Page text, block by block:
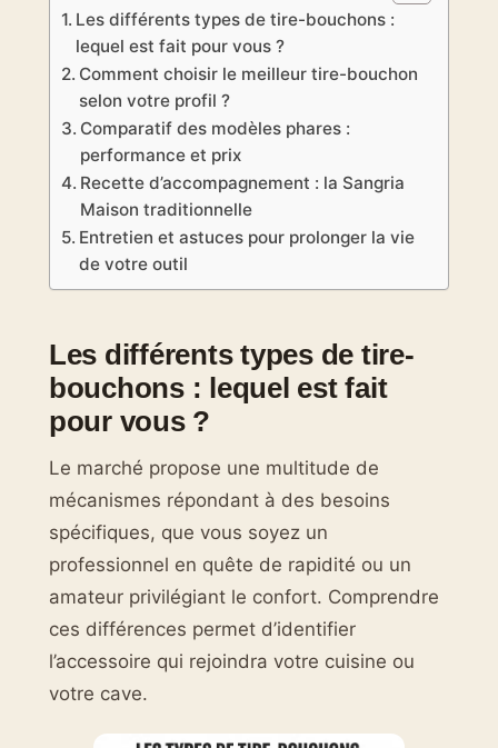
Les différents types de tire-bouchons :
lequel est fait pour vous ?
Comment choisir le meilleur tire-bouchon
selon votre profil ?
Comparatif des modèles phares :
performance et prix
Recette d’accompagnement : la Sangria
Maison traditionnelle
Entretien et astuces pour prolonger la vie
de votre outil
Les différents types de tire-
bouchons : lequel est fait
pour vous ?
Le marché propose une multitude de
mécanismes répondant à des besoins
spécifiques, que vous soyez un
professionnel en quête de rapidité ou un
amateur privilégiant le confort. Comprendre
ces différences permet d’identifier
l’accessoire qui rejoindra votre cuisine ou
votre cave.